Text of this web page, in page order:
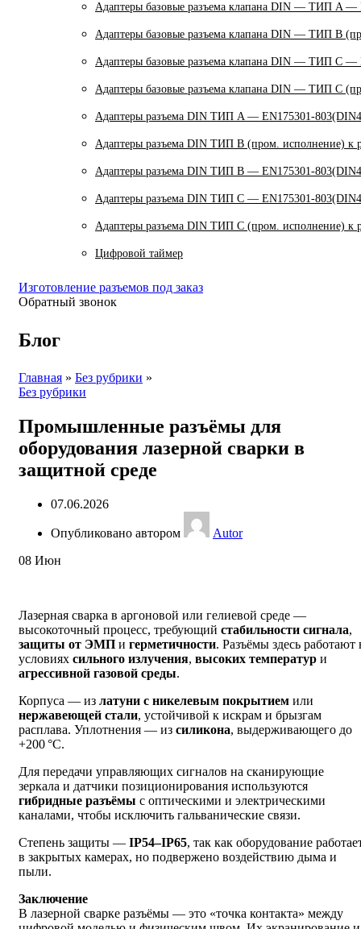
Адаптеры базовые разъема клапана DIN — ТИП A —
Адаптеры базовые разъема клапана DIN — ТИП B
Адаптеры базовые разъема клапана DIN — ТИП C —
Адаптеры базовые разъема клапана DIN — ТИП C
Адаптеры разъема DIN ТИП A — EN175301-
Адаптеры разъема DIN ТИП B (пром. исполнение) к
Адаптеры разъема DIN ТИП B — EN175301-
Адаптеры разъема DIN ТИП C — EN175301-
Адаптеры разъема DIN ТИП C (пром. исполнение) к
Цифровой таймер
Изготовление разъемов под заказ
Обратный звонок
Блог
Главная » Без рубрики »
Без рубрики
Промышленные разъёмы для
оборудования лазерной сварки в
защитной среде
07.06.2026
Опубликовано автором
Autor
08 Июн
Лазерная сварка в аргоновой или гелиевой среде —
высокоточный процесс, требующий стабильности сигнала,
защиты от ЭМП и герметичности. Разъёмы здесь работают
условиях сильного излучения, высоких температур и
агрессивной газовой среды.
Корпуса — из латуни с никелевым покрытием или
нержавеющей стали, устойчивой к искрам и брызгам
расплава. Уплотнения — из силикона, выдерживающего до
+200 °C.
Для передачи управляющих сигналов на сканирующие
зеркала и датчики позиционирования используются
гибридные разъёмы с оптическими и электрическими
каналами, чтобы исключить гальванические связи.
Степень защиты — IP54–IP65, так как оборудование
в закрытых камерах, но подвержено воздействию дыма и
пыли.
Заключение
В лазерной сварке разъёмы — это «точка контакта» между